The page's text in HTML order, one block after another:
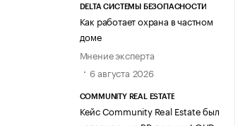
DELTA СИСТЕМЫ БЕЗОПАСНОСТИ
Как работает охрана в частном
доме
Мнение эксперта
6 августа 2026
COMMUNITY REAL ESTATE
Кейс Community Real Estate был